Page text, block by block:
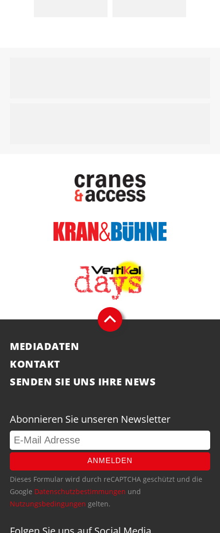
MEDIADATEN
KONTAKT
SENDEN SIE UNS IHRE NEWS
Abonnieren Sie unseren Newsletter
ANMELDEN
Dieses Formular wird durch reCAPTCHA geschützt und die
Google Datenschutzbestimmungen und
Nutzungsbedingungen gelten.